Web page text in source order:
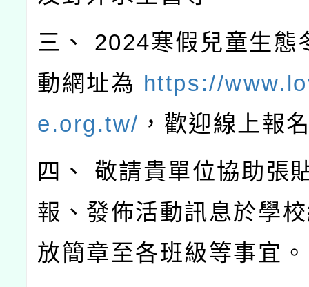
三、 2024寒假兒童生態
動網址為 https://
e.org.tw/ ，歡迎線上報
四、 敬請貴單位協助張
報、發佈活動訊息於學
放簡章至各班級等事宜。